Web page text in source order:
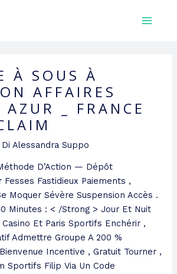
À SOUS À
AFFAIRES
_ FRANCE
DiAlessandra Suppo
D’Action — Dépôt
Fesses Fastidieux Paiements ,
Moquer Sévère Suspension Accès .
Minutes : < /Strong > Jour Et Nuit
Casino Et Paris Sportifs Enchérir ,
Admettre Groupe A 200 %
Incentive , Gratuit Tourner ,
Sportifs Filip Via Un Code